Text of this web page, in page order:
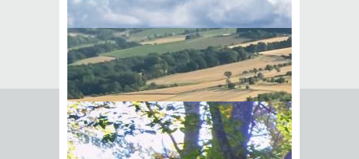
Startseite › Politik & Verwaltung› Rathaus›
Dienstleistungen von A-Z
Seite empfehlen
Empfehlung senden an*
Mit diesem Kommentar